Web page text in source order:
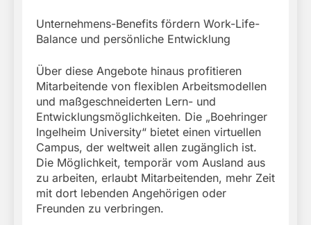
Unternehmens-Benefits fördern Work-Life-
Balance und persönliche Entwicklung
Über diese Angebote hinaus profitieren
Mitarbeitende von flexiblen Arbeitsmodellen
und maßgeschneiderten Lern- und
Entwicklungsmöglichkeiten. Die „Boehringer
Ingelheim University“ bietet einen virtuellen
Campus, der weltweit allen zugänglich ist.
Die Möglichkeit, temporär vom Ausland aus
zu arbeiten, erlaubt Mitarbeitenden, mehr Zeit
mit dort lebenden Angehörigen oder
Freunden zu verbringen.